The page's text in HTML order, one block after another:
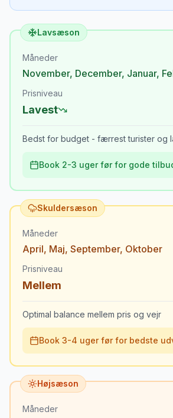
Lavsæson
Måneder
November, December, Januar,
Prisniveau
Lavest
Bedst for budget - færrest turister og
Book 2-3 uger før for gode
Skuldersæson
Måneder
April, Maj, September, Oktober
Prisniveau
Mellem
Optimal balance mellem pris og vejr
Book 3-4 uger før for bedste
Højsæson
Måneder